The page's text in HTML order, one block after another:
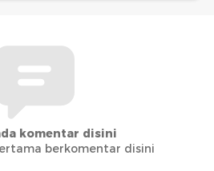
komentar disini
berkomentar disini